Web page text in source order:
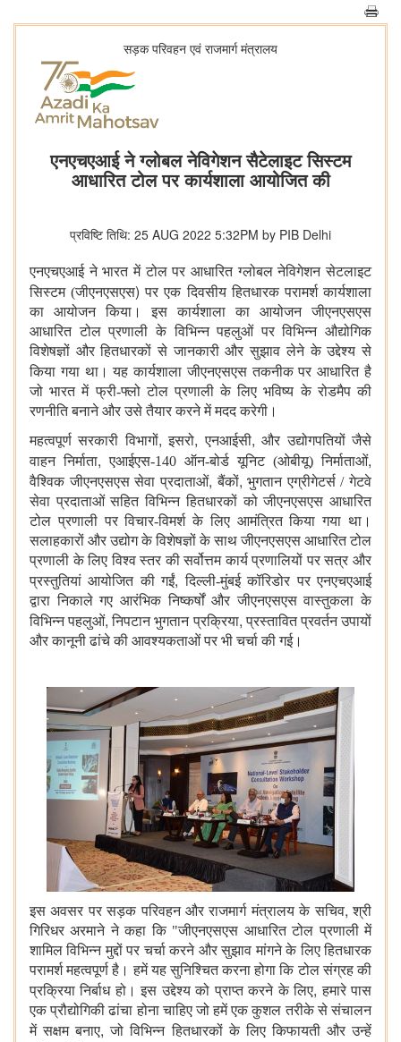
सड़क परिवहन एवं राजमार्ग मंत्रालय
एनएचएआई ने ग्लोबल नेविगेशन सैटेलाइट सिस्टम
आधारित टोल पर कार्यशाला आयोजित की
प्रविष्टि तिथि: 25 AUG 2022 5:32PM by PIB Delhi
एनएचएआई ने भारत में टोल पर आधारित ग्लोबल नेविगेशन सेटलाइट
सिस्टम (जीएनएसएस)पर एक दिवसीय हितधारक परामर्श कार्यशाला
का आयोजन किया। इस कार्यशाला का आयोजन जीएनएसएस
आधारित टोल प्रणाली के विभिन्‍न पहलुओं पर विभिन्‍न औद्योगिक
विशेषज्ञों और हितधारकों से जानकारी और सुझाव लेने के उद्देश्‍य से
किया गया था। यह कार्यशाला जीएनएसएस तकनीक पर आधारित है
जो भारत में फ्री-फ्लो टोल प्रणाली के लिए भविष्य के रोडमैप की
रणनीति बनाने और उसे तैयार करने में मदद करेगी।
महत्‍वपूर्ण सरकारी विभागों,इसरो,एनआईसी,और उद्योगपतियों जैसे
वाहन निर्माता,एआईएस-140 ऑन-बोर्ड यूनिट (ओबीयू) निर्माताओं,
वैश्विक जीएनएसएस सेवा प्रदाताओं,बैंकों,भुगतान एग्रीगेटर्स / गेटवे
सेवा प्रदाताओं सहित विभिन्न हितधारकों को जीएनएसएस आधारित
टोल प्रणाली पर विचार-विमर्श के लिए आमंत्रित किया गया था।
सलाहकारों और उद्योग के विशेषज्ञों के साथ जीएनएसएस आधारित टोल
प्रणाली के लिए विश्‍व स्‍तर की सर्वोत्तम कार्य प्रणालियों पर सत्र और
प्रस्तुतियां आयोजित की गईं, दिल्ली-मुंबई कॉरिडोर पर एनएचएआई
द्वारा निकाले गए आरंभिक निष्कर्षों और जीएनएसएस वास्तुकला के
विभिन्न पहलुओं,निपटान भुगतान प्रक्रिया, प्रस्तावित प्रवर्तन उपायों
और कानूनी ढांचे की आवश्यकताओं पर भी चर्चा की गई।
इस अवसर पर सड़क परिवहन और राजमार्ग मंत्रालय के सचिव,श्री
गिरिधर अरमाने ने कहा कि "जीएनएसएस आधारित टोल प्रणाली में
शामिल विभिन्न मुद्दों पर चर्चा करने और सुझाव मांगने के लिए हितधारक
परामर्श महत्वपूर्ण है। हमें यह सुनिश्चित करना होगा कि टोल संग्रह की
प्रक्रिया निर्बाध हो। इस उद्देश्य को प्राप्त करने के लिए,हमारे पास
एक प्रौद्योगिकी ढांचा होना चाहिए जो हमें एक कुशल तरीके से संचालन
में सक्षम बनाए,जो विभिन्न हितधारकों के लिए किफायती और उन्‍हें